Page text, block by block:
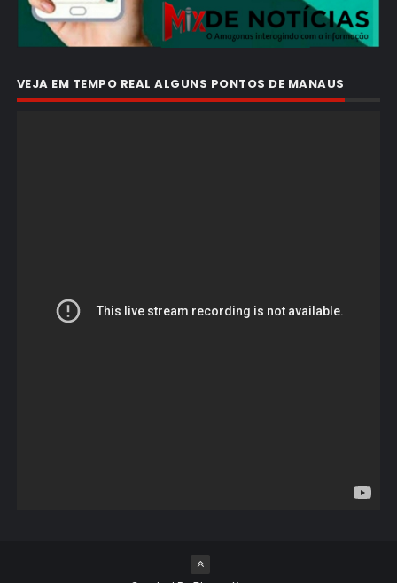
VEJA EM TEMPO REAL ALGUNS PONTOS DE MANAUS